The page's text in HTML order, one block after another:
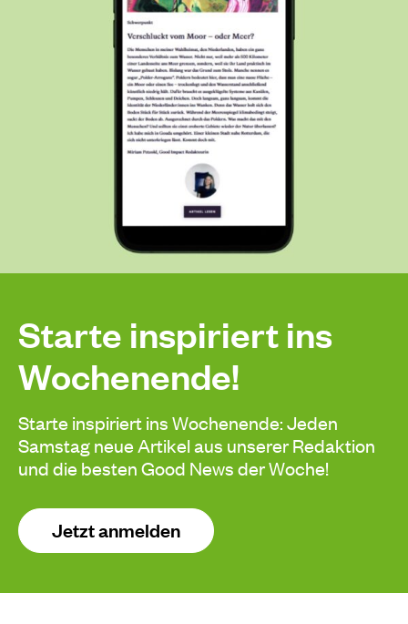
Starte inspiriert ins
Wochenende!
Starte inspiriert ins Wochenende: Jeden
Samstag neue Artikel aus unserer Redaktion
und die besten Good News der Woche!
Jetzt anmelden